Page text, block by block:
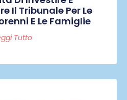
Il Tribunale Per Le
E Le Famiglie
Tutto